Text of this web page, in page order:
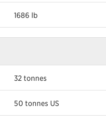
1686 lb
32 tonnes
50 tonnes US